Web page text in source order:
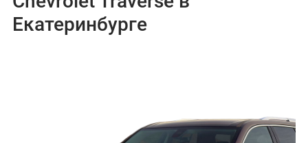
Екатеринбурге